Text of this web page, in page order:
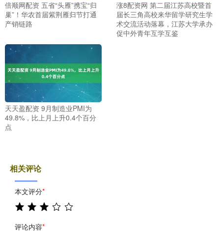
倍顺网配资 五省“头雁”携宝“归
巢”！华农首届紫荆雁归节打通
产销链路
涨8配资网 第二届江苏高校暨首
届长三角高校来华留学研究生学
术交流活动落幕，江苏大学承办
促中外青年互学互鉴
天天盈配资 9月制造业PMI为
49.8%，比上月上升0.4个百分
点
相关评论
本文评分*
评论内容*